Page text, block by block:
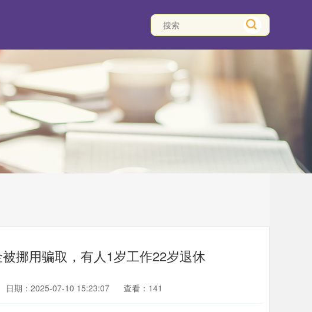
挪用骗取，有人1岁工作22岁退休
日期：2025-07-10 15:23:07 查看：141